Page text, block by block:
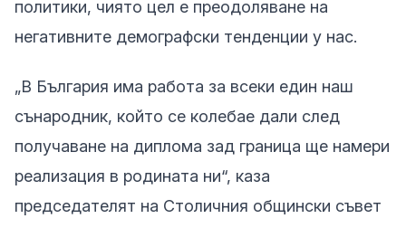
политики, чиято цел е преодоляване на
негативните демографски тенденции у нас.
„В България има работа за всеки един наш
сънародник, който се колебае дали след
получаване на диплома зад граница ще намери
реализация в родината ни“, каза
председателят на Столичния общински съвет